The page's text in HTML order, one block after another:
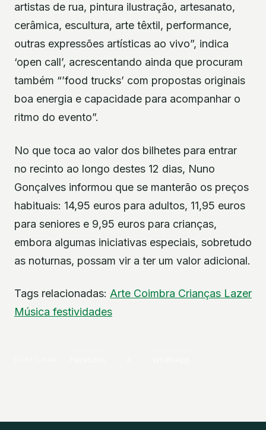
artistas de rua, pintura ilustração, artesanato,
cerâmica, escultura, arte têxtil, performance,
outras expressões artísticas ao vivo”, indica
‘open call’, acrescentando ainda que procuram
também “’food trucks’ com propostas originais
boa energia e capacidade para acompanhar o
ritmo do evento”.
No que toca ao valor dos bilhetes para entrar
no recinto ao longo destes 12 dias, Nuno
Gonçalves informou que se manterão os preços
habituais: 14,95 euros para adultos, 11,95 euros
para seniores e 9,95 euros para crianças,
embora algumas iniciativas especiais, sobretudo
as noturnas, possam vir a ter um valor adicional.
Tags relacionadas: Arte Coimbra Crianças Lazer
Música festividades